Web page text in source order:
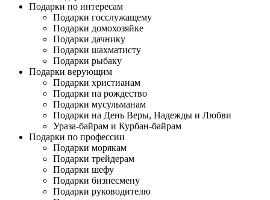
Подарки по интересам
Подарки госслужащему
Подарки домохозяйке
Подарки дачнику
Подарки шахматисту
Подарки рыбаку
Подарки верующим
Подарки христианам
Подарки на рождество
Подарки мусульманам
Подарки на День Веры, Надежды и Любви
Ураза-байрам и Курбан-байрам
Подарки по профессии
Подарки морякам
Подарки трейдерам
Подарки шефу
Подарки бизнесмену
Подарки руководителю